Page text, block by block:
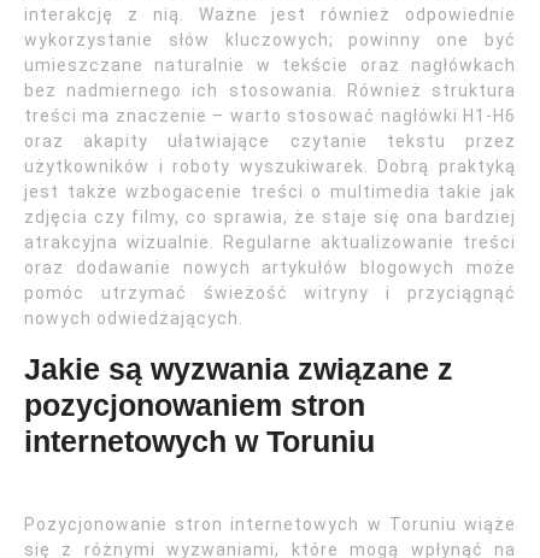
interakcję z nią. Ważne jest również odpowiednie
wykorzystanie słów kluczowych; powinny one być
umieszczane naturalnie w tekście oraz nagłówkach
bez nadmiernego ich stosowania. Również struktura
treści ma znaczenie – warto stosować nagłówki H1-H6
oraz akapity ułatwiające czytanie tekstu przez
użytkowników i roboty wyszukiwarek. Dobrą praktyką
jest także wzbogacenie treści o multimedia takie jak
zdjęcia czy filmy, co sprawia, że staje się ona bardziej
atrakcyjna wizualnie. Regularne aktualizowanie treści
oraz dodawanie nowych artykułów blogowych może
pomóc utrzymać świeżość witryny i przyciągnąć
nowych odwiedzających.
Jakie są wyzwania związane z
pozycjonowaniem stron
internetowych w Toruniu
Pozycjonowanie stron internetowych w Toruniu wiąże
się z różnymi wyzwaniami, które mogą wpłynąć na